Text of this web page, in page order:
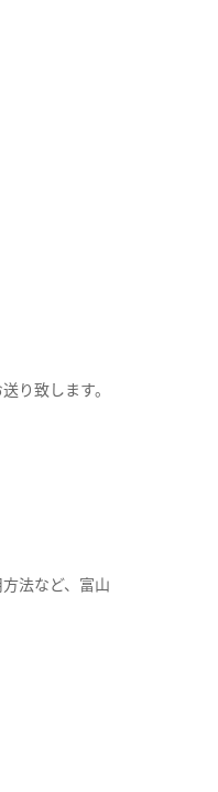
り致します。
法など、富山